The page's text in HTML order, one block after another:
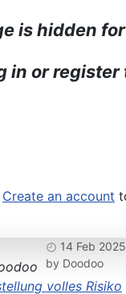
is hidden for
in or register
Create an account
14 Feb
by Doodoo
volles Risiko